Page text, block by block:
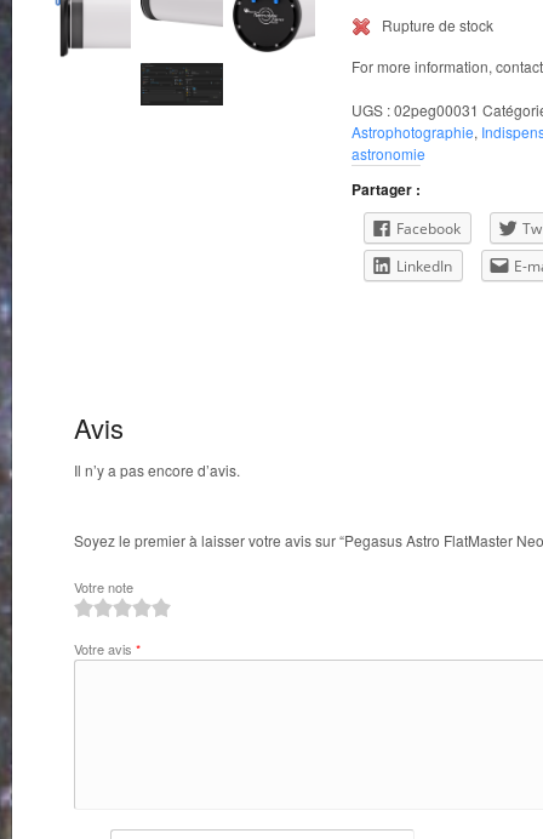
Rupture de stock
For more information,
UGS :02peg00031
Astrophotographie,
astronomie
Partager :
Facebook
LinkedIn
E-
Avis
Il n’y a pas encore d’avis.
Soyez le premier à laisser votre avis sur “Pegasus Astro FlatMaster
Votre note
Votre avis *